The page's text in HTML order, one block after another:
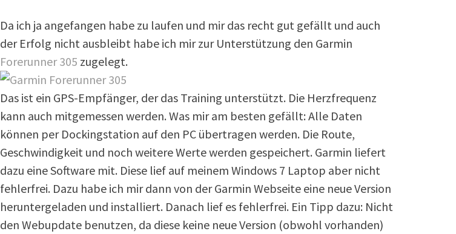
Da ich ja angefangen habe zu laufen und mir das recht gut gefällt und auch
der Erfolg nicht ausbleibt habe ich mir zur Unterstützung den Garmin
Forerunner 305 zugelegt.
Das ist ein GPS-Empfänger, der das Training unterstützt. Die Herzfrequenz
kann auch mitgemessen werden. Was mir am besten gefällt: Alle Daten
können per Dockingstation auf den PC übertragen werden. Die Route,
Geschwindigkeit und noch weitere Werte werden gespeichert. Garmin liefert
dazu eine Software mit. Diese lief auf meinem Windows 7 Laptop aber nicht
fehlerfrei. Dazu habe ich mir dann von der Garmin Webseite eine neue Version
heruntergeladen und installiert. Danach lief es fehlerfrei. Ein Tipp dazu: Nicht
den Webupdate benutzen, da diese keine neue Version (obwohl vorhanden)